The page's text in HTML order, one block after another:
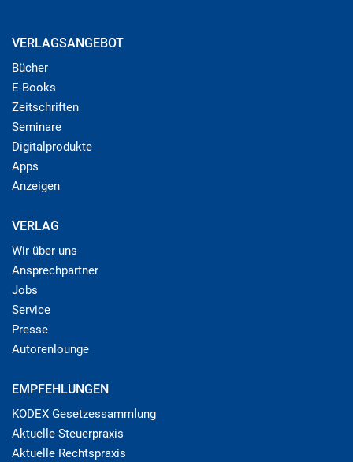
VERLAGSANGEBOT
Bücher
E-Books
Zeitschriften
Seminare
Digitalprodukte
Apps
Anzeigen
VERLAG
Wir über uns
Ansprechpartner
Jobs
Service
Presse
Autorenlounge
EMPFEHLUNGEN
KODEX Gesetzessammlung
Aktuelle Steuerpraxis
Aktuelle Rechtspraxis